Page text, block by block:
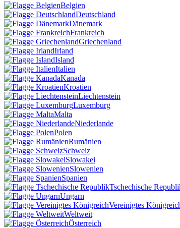
Belgien
Deutschland
Dänemark
Frankreich
Griechenland
Irland
Island
Italien
Kanada
Kroatien
Liechtenstein
Luxemburg
Malta
Niederlande
Polen
Rumänien
Schweiz
Slowakei
Slowenien
Spanien
Tschechische
Ungarn
Vereinigtes
Weltweit
Österreich